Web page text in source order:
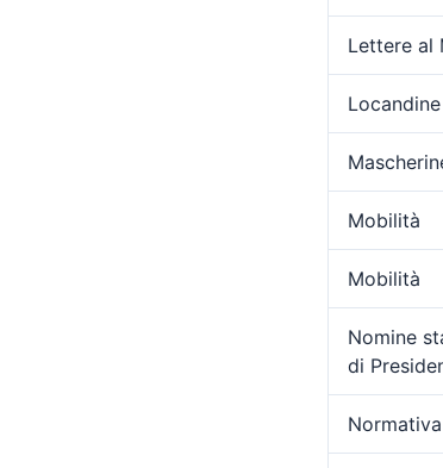
Lettere al
Locandine
Mobilità
Mobilità
Nomine
di